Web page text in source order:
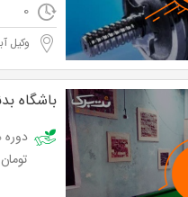
0
وکیل
باشگاه
تومان